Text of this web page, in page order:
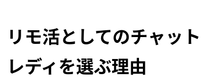
リモ活としてのチャット
レディを選ぶ理由